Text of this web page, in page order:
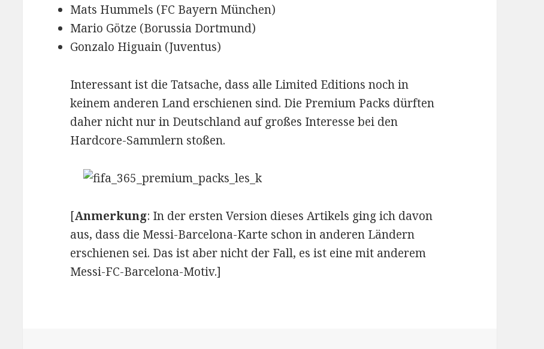
Mats Hummels (FC Bayern München)
Mario Götze (Borussia Dortmund)
Gonzalo Higuain (Juventus)
Interessant ist die Tatsache, dass alle Limited Editions noch in
keinem anderen Land erschienen sind. Die Premium Packs dürften
daher nicht nur in Deutschland auf großes Interesse bei den
Hardcore-Sammlern stoßen.
[Anmerkung: In der ersten Version dieses Artikels ging ich davon
aus, dass die Messi-Barcelona-Karte schon in anderen Ländern
erschienen sei. Das ist aber nicht der Fall, es ist eine mit anderem
Messi-FC-Barcelona-Motiv.]